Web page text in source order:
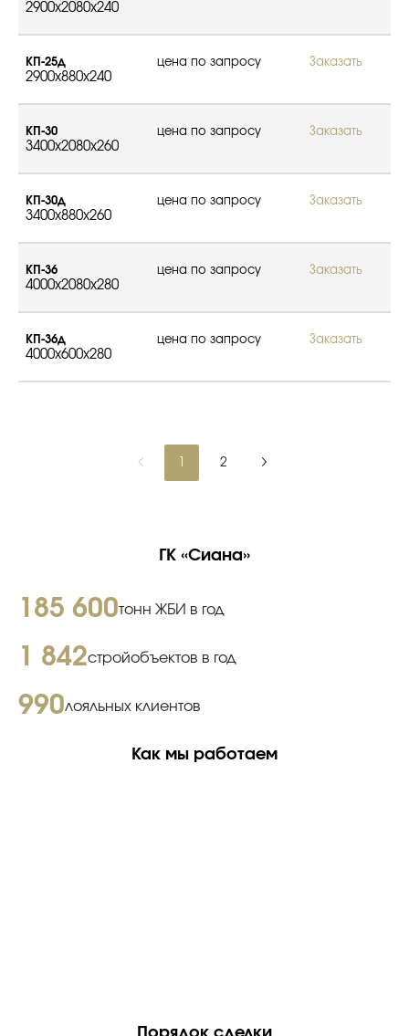
2900x2080x240
КП-25д
2900x880x240
цена по запросу Заказать
КП-30
3400x2080x260
цена по запросу Заказать
КП-30д
3400x880x260
цена по запросу Заказать
КП-36
4000x2080x280
цена по запросу Заказать
КП-36д
4000x600x280
цена по запросу Заказать
2
ГК «Сиана»
185 600тонн ЖБИ в год
1 842стройобъектов в год
990лояльных клиентов
Как мы работаем